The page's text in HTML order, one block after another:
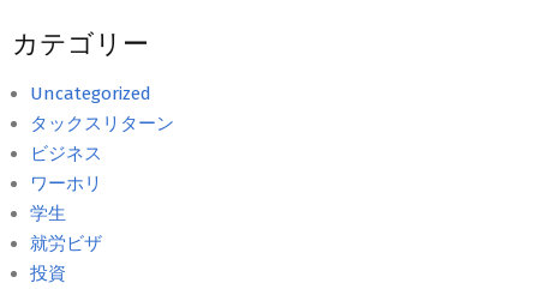
カテゴリー
Uncategorized
タックスリターン
ビジネス
ワーホリ
学生
就労ビザ
投資